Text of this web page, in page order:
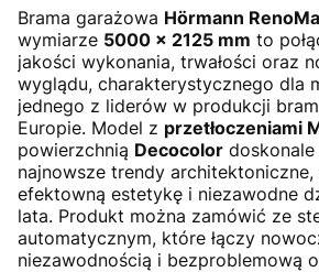
Brama garażowa Hörmann
wymiarze 5000 × 2125 mm to
jakości wykonania, trwałości oraz
wyglądu, charakterystycznego dla
jednego z liderów w produkcji
Europie. Model z przetłoczeniami
powierzchnią Decocolor
najnowsze trendy architektoniczne,
efektowną estetykę i niezawodne
lata. Produkt można zamówić ze
automatycznym, które łączy
niezawodnością i bezproblemową